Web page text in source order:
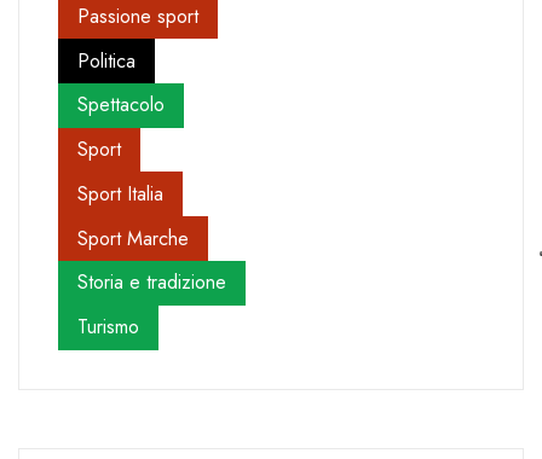
Passione sport
Politica
Spettacolo
Sport
Sport Italia
Sport Marche
Storia e tradizione
Turismo